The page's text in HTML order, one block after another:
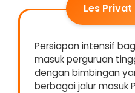
Les Privat
Persiapan intensif
masuk perguruan
dengan bimbingan
berbagai jalur masuk